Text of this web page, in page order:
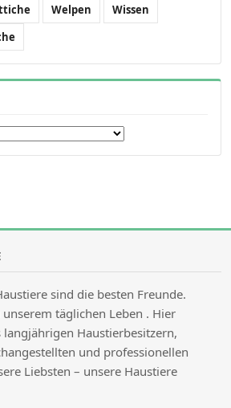
Welpen
Wissen
sind die besten Freunde.
täglichen Leben . Hier
langjährigen Haustierbesitzern,
und professionellen
Liebsten – unsere Haustiere